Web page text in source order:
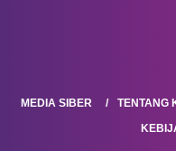
MEDIA SIBER TENTANG